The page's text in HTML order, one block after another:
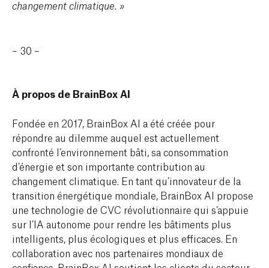
changement climatique. »
– 30 –
À propos de BrainBox AI
Fondée en 2017, BrainBox AI a été créée pour
répondre au dilemme auquel est actuellement
confronté l’environnement bâti, sa consommation
d’énergie et son importante contribution au
changement climatique. En tant qu’innovateur de la
transition énergétique mondiale, BrainBox AI propose
une technologie de CVC révolutionnaire qui s’appuie
sur l’IA autonome pour rendre les bâtiments plus
intelligents, plus écologiques et plus efficaces. En
collaboration avec nos partenaires mondiaux de